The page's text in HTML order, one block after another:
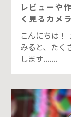
レビューや
く見るカメ
こんにちは！
みると、たく
します.......